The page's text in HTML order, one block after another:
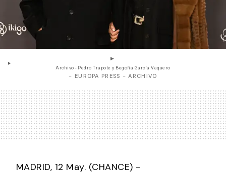
Archivo - Pedro Trapote y Begoña García Vaquero
- EUROPA PRESS - ARCHIVO
MADRID, 12 May. (CHANCE) -